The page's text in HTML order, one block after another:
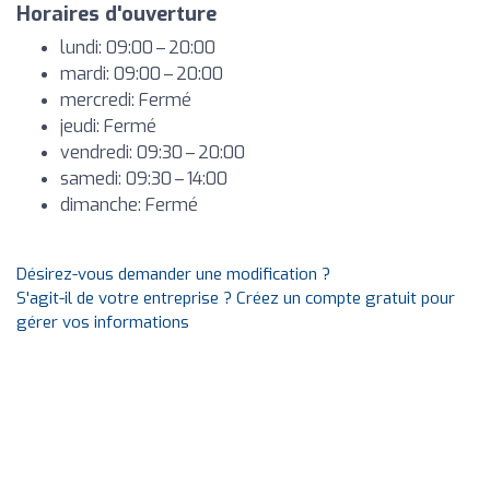
Horaires d'ouverture
lundi: 09:00 – 20:00
mardi: 09:00 – 20:00
mercredi: Fermé
jeudi: Fermé
vendredi: 09:30 – 20:00
samedi: 09:30 – 14:00
dimanche: Fermé
Désirez-vous demander une modification ?
S'agit-il de votre entreprise ? Créez un compte gratuit pour
gérer vos informations